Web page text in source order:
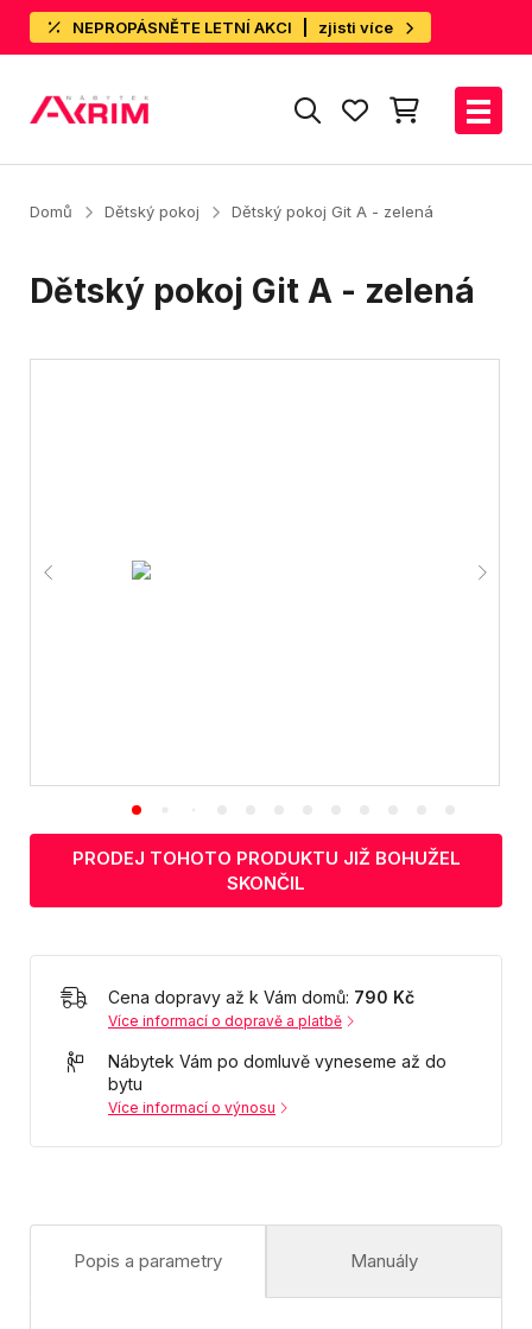
NEPROPÁSNĚTE LETNÍ AKCI zjisti více
Domů Dětský pokoj Dětský pokoj Git A - zelená
Dětský pokoj Git A - zelená
PRODEJ TOHOTO PRODUKTU JIŽ BOHUŽEL
SKONČIL
Cena dopravy až k Vám domů: 790 Kč
Více informací o dopravě a platbě
Nábytek Vám po domluvě vyneseme až do
bytu
Více informací o výnosu
Popis a parametry Manuály